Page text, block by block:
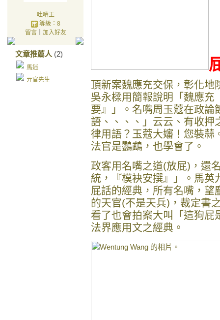
吐嘈王
等級：8
留言｜ 加入好友
文章推薦人 (2)
馬迷
亓官先生
頂新案魏應充交保，彰化地
吳永樑用簡報說明「魏應充
要』」。名嘴周玉蔻在政論
語、、、、」云云、有收押
律用語？玉蔻大嬸！您裝蒜
法官是鸚鵡，也學會了。
政客用名嘴之道(放屁)，還
統，『模袂安撰』」。馬英
屁話的經典，所有名嘴，望
的天官(不是天兵)，裁定書
看了也會拍案大叫「這狗屁
法界應用文之經典。